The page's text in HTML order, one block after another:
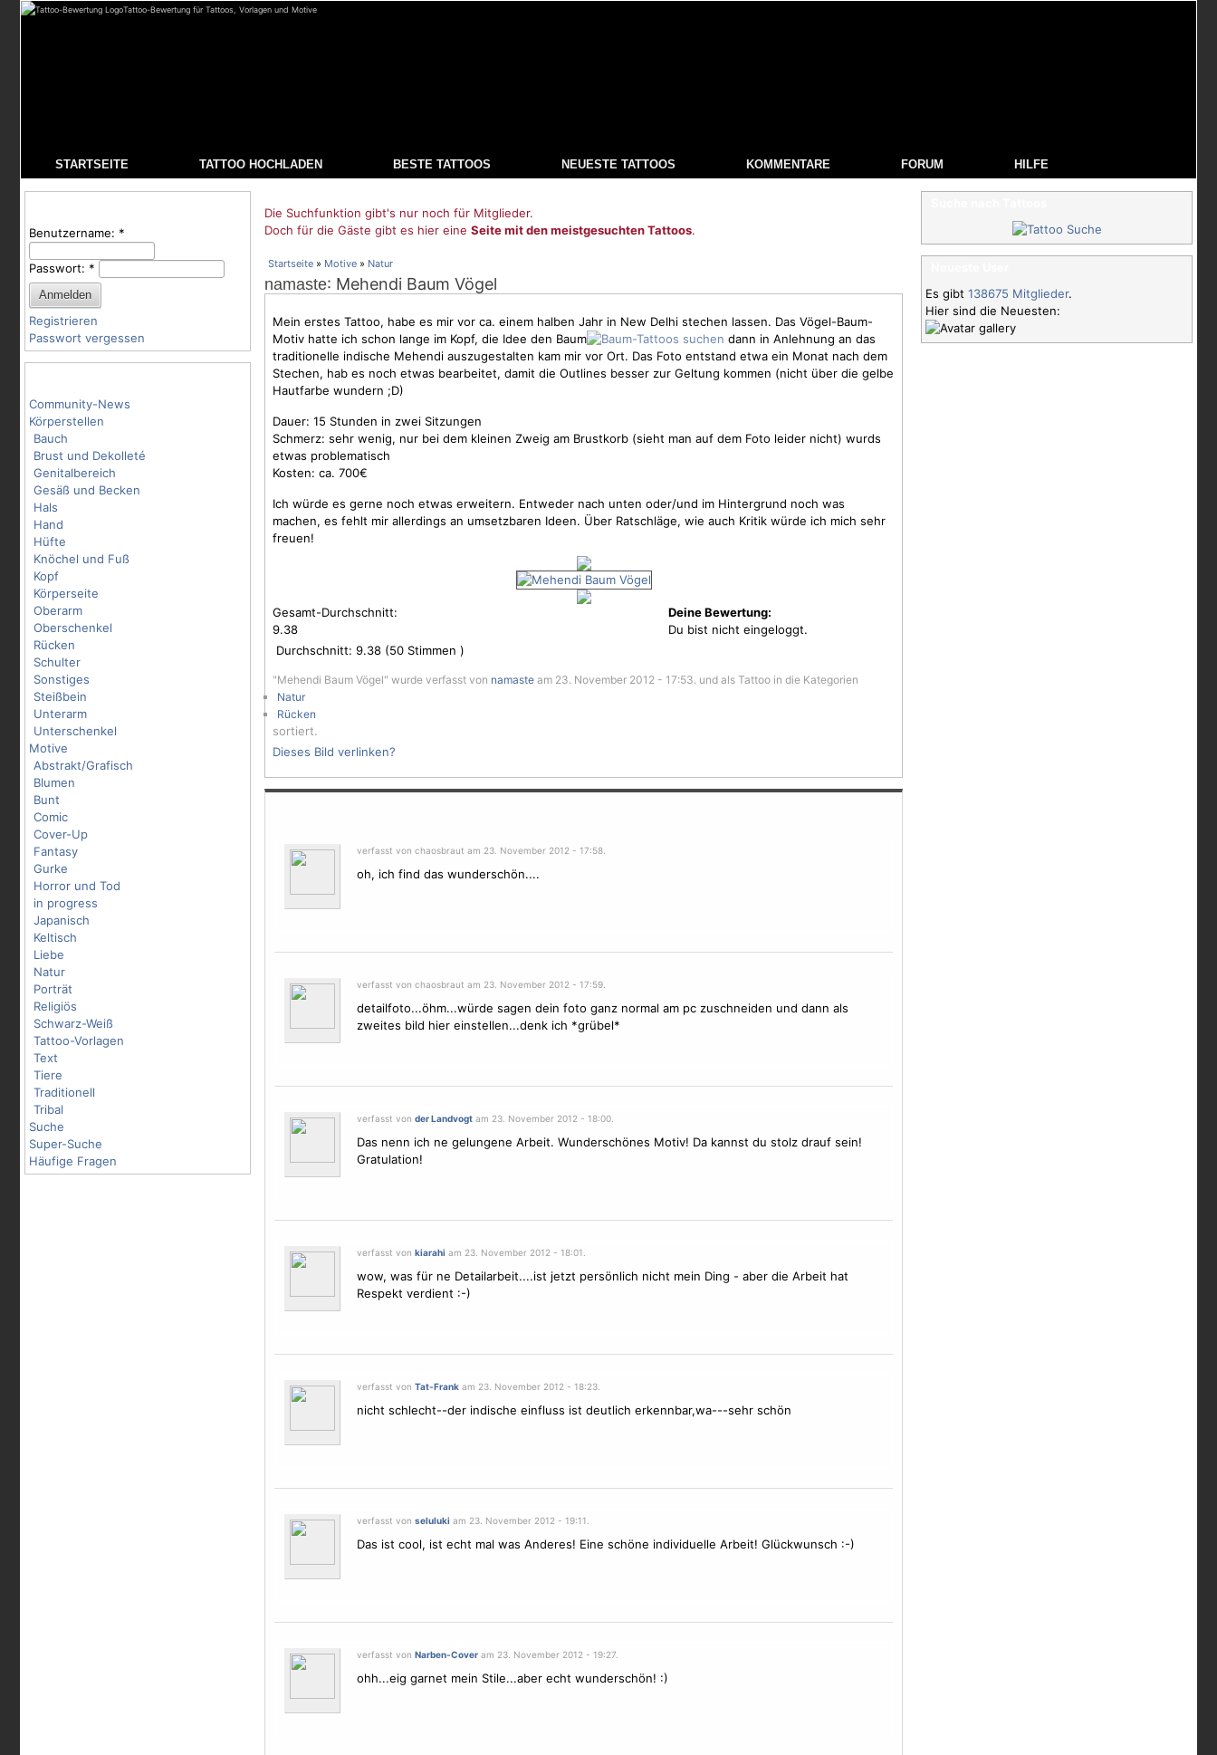
Tattoo-Bewertung für Tattoos, Vorlagen und Motive
STARTSEITE TATTOO HOCHLADEN BESTE TATTOOS NEUESTE TATTOOS KOMMENTARE FORUM HILFE
Benutzername: *
Passwort: *
Registrieren
Passwort vergessen
Community-News
Körperstellen
Bauch
Brust und Dekolleté
Genitalbereich
Gesäß und Becken
Hals
Hand
Hüfte
Knöchel und Fuß
Kopf
Körperseite
Oberarm
Oberschenkel
Rücken
Schulter
Sonstiges
Steißbein
Unterarm
Unterschenkel
Motive
Abstrakt/Grafisch
Blumen
Bunt
Comic
Cover-Up
Fantasy
Gurke
Horror und Tod
in progress
Japanisch
Keltisch
Liebe
Natur
Porträt
Religiös
Schwarz-Weiß
Tattoo-Vorlagen
Text
Tiere
Traditionell
Tribal
Suche
Super-Suche
Häufige Fragen
Die Suchfunktion gibt's nur noch für Mitglieder.
Doch für die Gäste gibt es hier eine Seite mit den meistgesuchten Tattoos.
Startseite » Motive » Natur
namaste: Mehendi Baum Vögel
Mein erstes Tattoo, habe es mir vor ca. einem halben Jahr in New Delhi stechen lassen. Das Vögel-Baum-
Motiv hatte ich schon lange im Kopf, die Idee den Baum
dann in Anlehnung an das
traditionelle indische Mehendi auszugestalten kam mir vor Ort. Das Foto entstand etwa ein Monat nach dem
Stechen, hab es noch etwas bearbeitet, damit die Outlines besser zur Geltung kommen (nicht über die gelbe
Hautfarbe wundern ;D)
Dauer: 15 Stunden in zwei Sitzungen
Schmerz: sehr wenig, nur bei dem kleinen Zweig am Brustkorb (sieht man auf dem Foto leider nicht) wurds
etwas problematisch
Kosten: ca. 700€
Ich würde es gerne noch etwas erweitern. Entweder nach unten oder/und im Hintergrund noch was
machen, es fehlt mir allerdings an umsetzbaren Ideen. Über Ratschläge, wie auch Kritik würde ich mich sehr
freuen!
Gesamt-Durchschnitt:
9.38
Durchschnitt: 9.38 (50 Stimmen )
Deine Bewertung:
Du bist nicht eingeloggt.
"Mehendi Baum Vögel" wurde verfasst von namaste am 23. November 2012 - 17:53. und als Tattoo in die Kategorien
Natur
Rücken
sortiert.
Dieses Bild verlinken?
verfasst von chaosbraut am 23. November 2012 - 17:58.
oh, ich find das wunderschön....
verfasst von chaosbraut am 23. November 2012 - 17:59.
detailfoto...öhm...würde sagen dein foto ganz normal am pc zuschneiden und dann als
zweites bild hier einstellen...denk ich *grübel*
verfasst von der Landvogtam 23. November 2012 - 18:00.
Das nenn ich ne gelungene Arbeit. Wunderschönes Motiv! Da kannst du stolz drauf sein!
Gratulation!
verfasst von kiarahi am 23. November 2012 - 18:01.
wow, was für ne Detailarbeit....ist jetzt persönlich nicht mein Ding - aber die Arbeit hat
Respekt verdient :-)
verfasst von Tat-Frankam 23. November 2012 - 18:23.
nicht schlecht--der indische einfluss ist deutlich erkennbar,wa---sehr schön
verfasst von seluluki am 23. November 2012 - 19:11.
Das ist cool, ist echt mal was Anderes! Eine schöne individuelle Arbeit! Glückwunsch :-)
verfasst von Narben-Coveram 23. November 2012 - 19:27.
ohh...eig garnet mein Stile...aber echt wunderschön! :)
Es gibt 138675 Mitglieder.
Hier sind die Neuesten: